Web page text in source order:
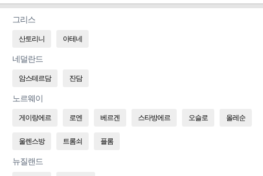
그리스
산토리니 아테네
네덜란드
암스테르담 잔담
노르웨이
게이랑에르 로엔 베르겐 스타방에르 오슬로 올레순
울렌스방 트롬쇠 플롬
뉴질랜드